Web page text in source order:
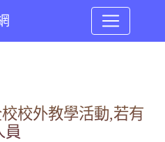
校外教學活動,若有
員